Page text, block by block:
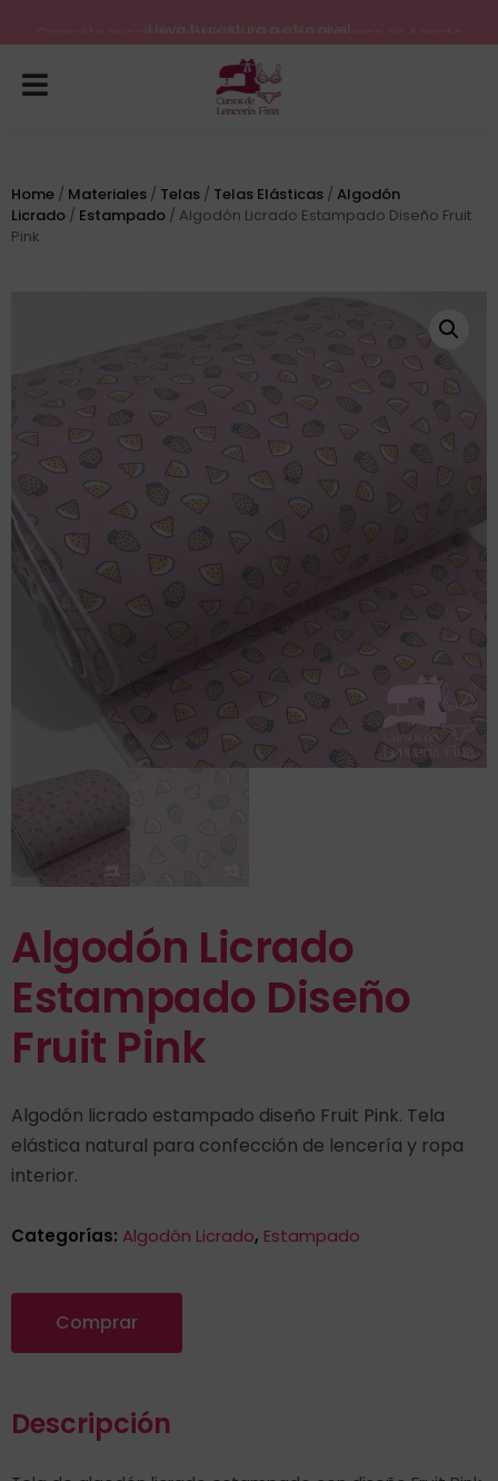
Consulta nuestros próximos inicios para el mes de Agosto
Lleva tu costura a otro nivel
Home / Materiales / Telas / Telas Elásticas / Algodón
Licrado / Estampado / Algodón Licrado Estampado Diseño Fruit
Pink
Algodón Licrado
Estampado Diseño
Fruit Pink
Algodón licrado estampado diseño Fruit Pink. Tela
elástica natural para confección de lencería y ropa
interior.
Categorías: Algodón Licrado, Estampado
Comprar
Descripción